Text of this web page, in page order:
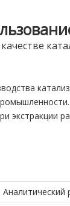
экстракции
Аналитический